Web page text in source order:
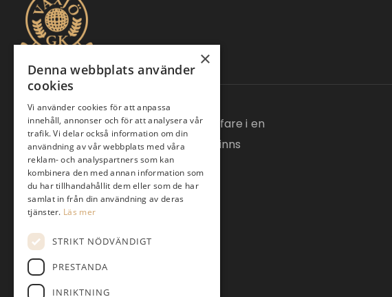
Hos oss på Växjö Golfklubb möts golfare i en
trevlig och naturskön miljö och här finns
utmaningar.
×
Denna webbplats använder
cookies
Vi använder cookies för att anpassa
innehåll, annonser och för att analysera vår
trafik. Vi delar också information om din
användning av vår webbplats med våra
reklam- och analyspartners som kan
kombinera den med annan information som
du har tillhandahållit dem eller som de har
samlat in från din användning av deras
tjänster. Läs mer
STRIKT NÖDVÄNDIGT
PRESTANDA
INRIKTNING